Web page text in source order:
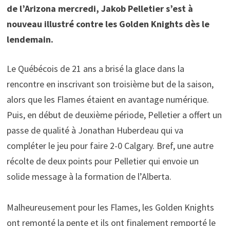
de l’Arizona mercredi, Jakob Pelletier s’est à
nouveau illustré contre les Golden Knights dès le
lendemain.
Le Québécois de 21 ans a brisé la glace dans la
rencontre en inscrivant son troisième but de la saison,
alors que les Flames étaient en avantage numérique.
Puis, en début de deuxième période, Pelletier a offert un
passe de qualité à Jonathan Huberdeau qui va
compléter le jeu pour faire 2-0 Calgary. Bref, une autre
récolte de deux points pour Pelletier qui envoie un
solide message à la formation de l’Alberta.
Malheureusement pour les Flames, les Golden Knights
ont remonté la pente et ils ont finalement remporté le